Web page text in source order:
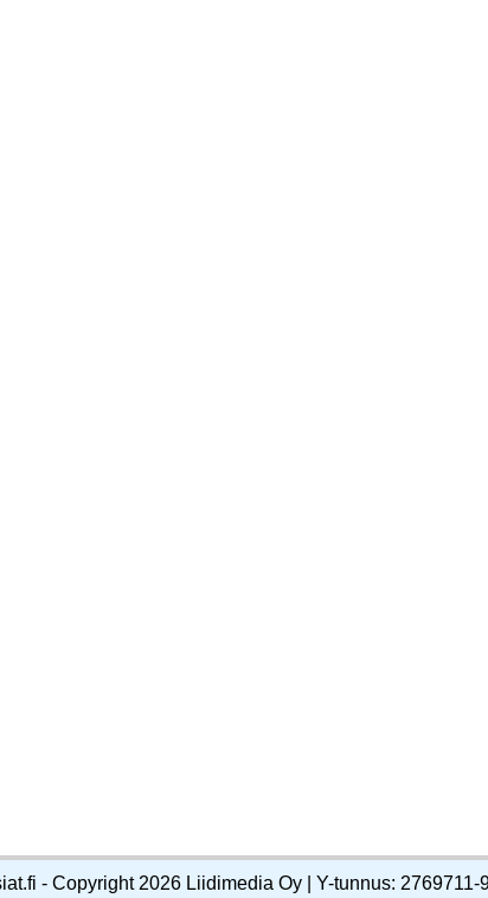
- Copyright 2026 Liidimedia Oy | Y-tunnus: